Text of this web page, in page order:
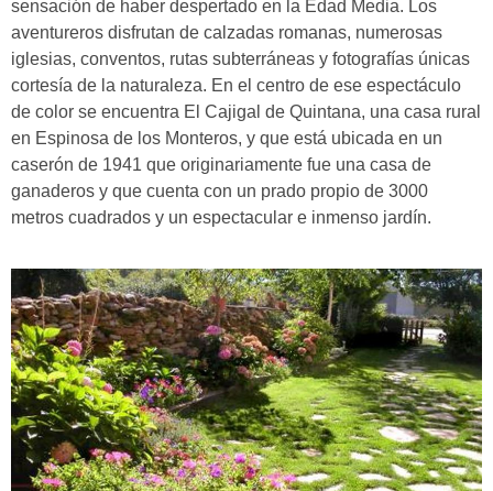
sensación de haber despertado en la Edad Media. Los
aventureros disfrutan de calzadas romanas, numerosas
iglesias, conventos, rutas subterráneas y fotografías únicas
cortesía de la naturaleza. En el centro de ese espectáculo
de color se encuentra El Cajigal de Quintana, una casa rural
en Espinosa de los Monteros, y que está ubicada en un
caserón de 1941 que originariamente fue una casa de
ganaderos y que cuenta con un prado propio de 3000
metros cuadrados y un espectacular e inmenso jardín.